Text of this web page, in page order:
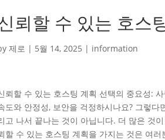
뢰할 수 있는 호스
제로 | 5월 14, 2025 | information
뢰할 수 있는 호스팅 계획 선택의 중요성:
도와 안정성, 보안을 걱정하시나요? 그렇
고 나서 끝나는 것이 아닙니다. 더 많은 것
할 수 있는 호스팅 계획을 가지는 것은 여